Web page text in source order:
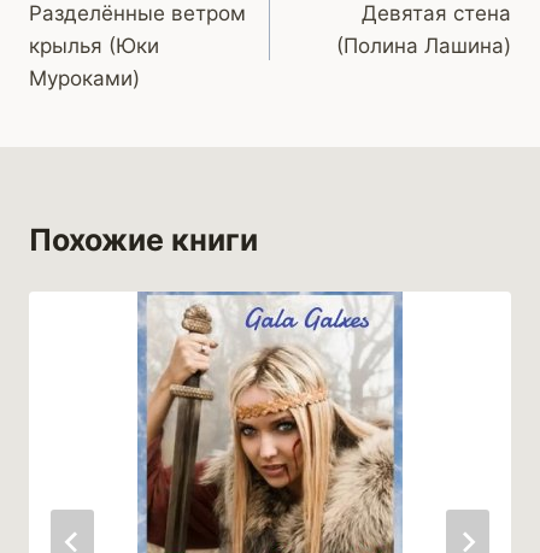
по
записям
Разделëнные ветром
крылья (Юки
Муроками)
Девятая стена
(Полина Лашина)
Похожие книги